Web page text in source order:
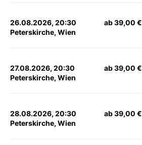
26.08.2026, 20:30
Peterskirche, Wien
ab 39,00 €
27.08.2026, 20:30
Peterskirche, Wien
ab 39,00 €
28.08.2026, 20:30
Peterskirche, Wien
ab 39,00 €